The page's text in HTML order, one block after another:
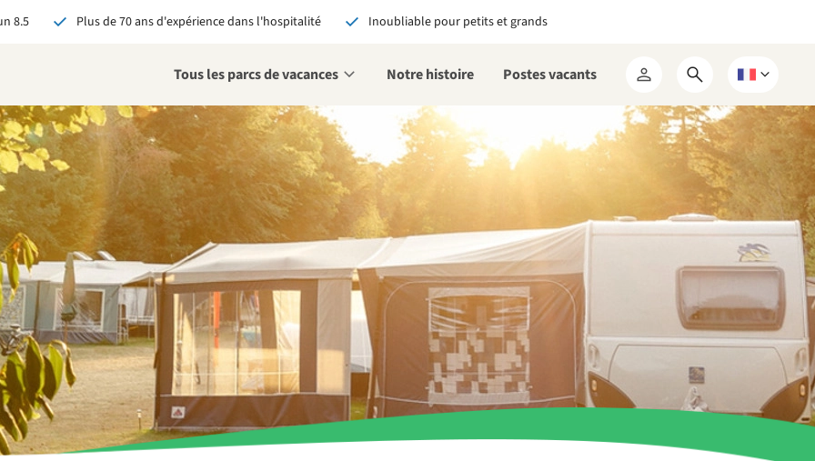
8.5 Plus de 70 ans d'expérience dans l'hospitalité Inoubliable pour petits et grands
Tous les parcs de vacances Notre histoire Postes vacants
Mon
RCN
Ouvrir
le
formulaire
de
recherche
Choisissez
une
langue
via RCN, vous
du meilleur prix
avantages exclusifs
contact personnalisé
tous les avantages